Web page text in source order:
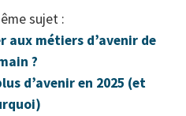
sujet :
aux métiers d’avenir de
?
d’avenir en 2025 (et